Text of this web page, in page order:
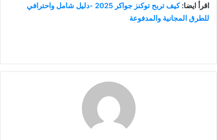
اقرأ ايضا:
كيف تربح توكنز جواكر 2025 -دليل شامل واحترافي
للطرق المجانية والمدفوعة